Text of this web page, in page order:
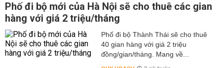
Phố đi bộ mới của Hà Nội sẽ cho thuê các gian
hàng với giá 2 triệu/tháng
Phố đi bộ Thành Thái sẽ cho thuê
40 gian hàng với giá 2 triệu
đồng/gian/tháng. Mang về...